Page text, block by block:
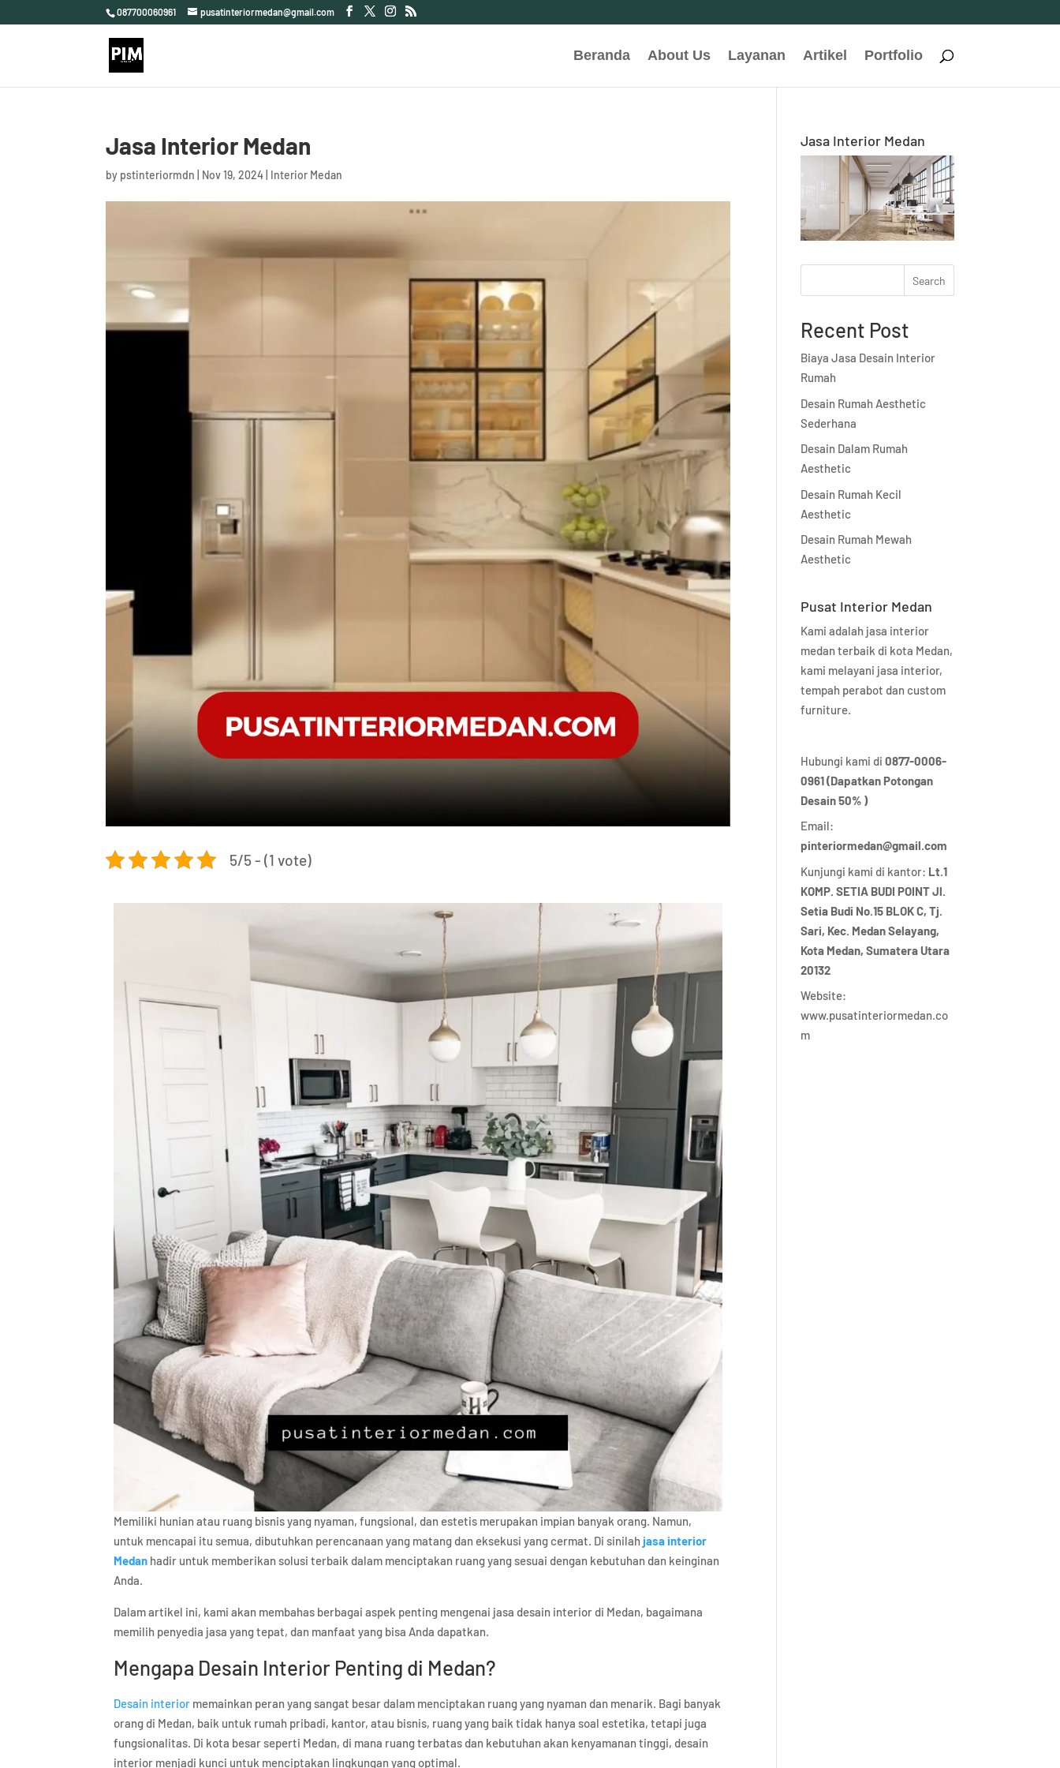
087700060961 pusatinteriormedan@gmail.com
Beranda About Us Layanan Artikel Portfolio
Jasa Interior Medan
by pstinteriormdn Nov 19, 2024 Interior Medan
5/5 - (1 vote)
Memiliki hunian atau ruang bisnis yang nyaman, fungsional, dan estetis merupakan impian banyak orang. Namun,
untuk mencapai itu semua, dibutuhkan perencanaan yang matang dan eksekusi yang cermat. Di sinilah jasa interior
Medan hadir untuk memberikan solusi terbaik dalam menciptakan ruang yang sesuai dengan kebutuhan dan keinginan
Anda.
Dalam artikel ini, kami akan membahas berbagai aspek penting mengenai jasa desain interior di Medan, bagaimana
memilih penyedia jasa yang tepat, dan manfaat yang bisa Anda dapatkan.
Mengapa Desain Interior Penting di Medan?
Desain interior memainkan peran yang sangat besar dalam menciptakan ruang yang nyaman dan menarik. Bagi banyak
orang di Medan, baik untuk rumah pribadi, kantor, atau bisnis, ruang yang baik tidak hanya soal estetika, tetapi juga
fungsionalitas. Di kota besar seperti Medan, di mana ruang terbatas dan kebutuhan akan kenyamanan tinggi, desain
interior menjadi kunci untuk menciptakan lingkungan yang optimal.
Jasa Interior Medan
Search
Recent Post
Biaya Jasa Desain Interior
Rumah
Desain Rumah Aesthetic
Sederhana
Desain Dalam Rumah
Aesthetic
Desain Rumah Kecil
Aesthetic
Desain Rumah Mewah
Aesthetic
Pusat Interior Medan
Kami adalah jasa interior
medan terbaik di kota Medan,
kami melayani jasa interior,
tempah perabot dan custom
furniture.
Hubungi kami di0877-0006-
0961 (Dapatkan Potongan
Desain 50% )
Email:
pinteriormedan@gmail.com
Kunjungi kami di kantor: Lt.1
KOMP. SETIA BUDI POINT Jl.
Setia Budi No.15 BLOK C, Tj.
Sari, Kec. Medan Selayang,
Kota Medan, Sumatera Utara
20132
Website:
www.pusatinteriormedan.co
m